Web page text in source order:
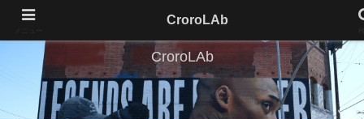
CroroLAb
CroroLAb